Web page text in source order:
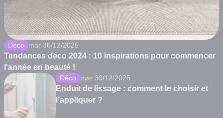
Déco mar 30/12/2025
Tendances déco 2024 : 10 inspirations pour commencer
l'année en beauté !
Déco mar 30/12/2025
Enduit de lissage : comment le choisir et
l’appliquer ?